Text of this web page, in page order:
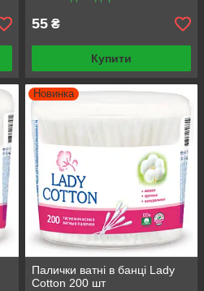
55 ₴
Купити
Новинка
Палички ватні в банці Lady
Cotton 200 шт